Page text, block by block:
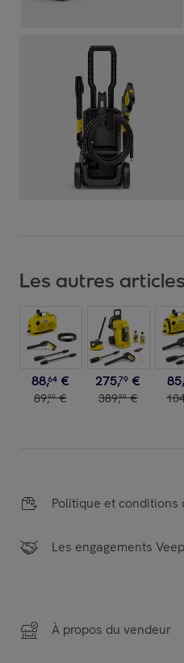
Les autres
88,64 €
89,99 €
275,79 €
389,99 €
85,
Politique et conditions
Les engagements
À propos du vendeur